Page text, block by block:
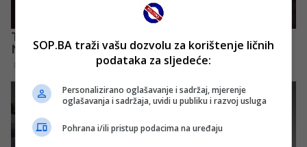
SOP.BA traži vašu dozvolu za korištenje ličnih
podataka za sljedeće:
Personalizirano oglašavanje i sadržaj, mjerenje
oglašavanja i sadržaja, uvidi u publiku i razvoj usluga
Pohrana i/ili pristup podacima na uređaju